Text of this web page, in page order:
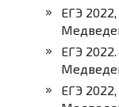
ЕГЭ
ЕГЭ
ЕГЭ